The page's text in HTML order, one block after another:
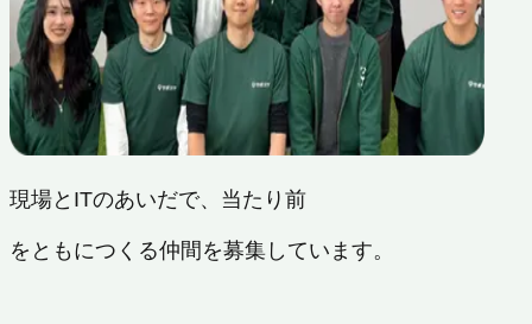
現場とITのあいだで、当たり前
をともにつくる仲間を募集しています。